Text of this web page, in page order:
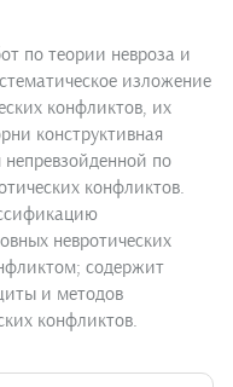
по теории невроза и
изложение
конфликтов, их
конструктивная
непревзойденной по
конфликтов.
невротических
содержит
и методов
конфликтов.